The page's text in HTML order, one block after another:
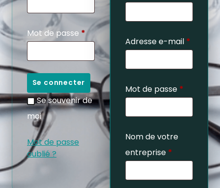
Mot de passe *
Se connecter
Se souvenir de
moi
Mot de passe
oublié ?
Adresse e-mail *
Mot de passe *
Nom de votre
entreprise *